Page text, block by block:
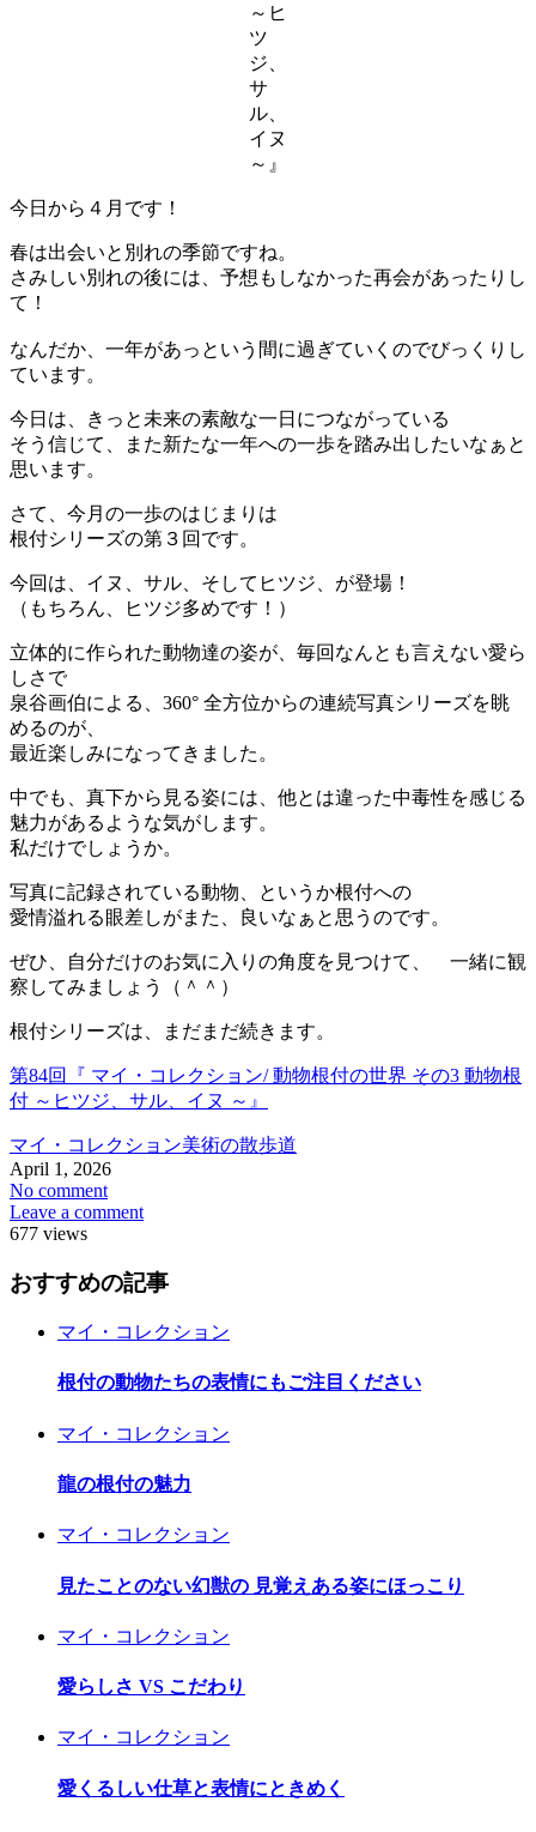
～ヒ
ツ
ジ、
サ
ル、
イヌ
～』
今日から４月です！
春は出会いと別れの季節ですね。
さみしい別れの後には、予想もしなかった再会があったりし
て！
なんだか、一年があっという間に過ぎていくのでびっくりし
ています。
今日は、きっと未来の素敵な一日につながっている
そう信じて、また新たな一年への一歩を踏み出したいなぁと
思います。
さて、今月の一歩のはじまりは
根付シリーズの第３回です。
今回は、イヌ、サル、そしてヒツジ、が登場！
（もちろん、ヒツジ多めです！）
立体的に作られた動物達の姿が、毎回なんとも言えない愛ら
しさで
泉谷画伯による、360° 全方位からの連続写真シリーズを眺
めるのが、
最近楽しみになってきました。
中でも、真下から見る姿には、他とは違った中毒性を感じる
魅力があるような気がします。
私だけでしょうか。
写真に記録されている動物、というか根付への
愛情溢れる眼差しがまた、良いなぁと思うのです。
ぜひ、自分だけのお気に入りの角度を見つけて、 一緒に観
察してみましょう（＾＾）
根付シリーズは、まだまだ続きます。
第84回『 マイ・コレクション/ 動物根付の世界 その3 動物根
付 ～ヒツジ、サル、イヌ ～』
マイ・コレクション美術の散歩道
April 1 , 2026
No comment
Leave a comment
677 views
おすすめの記事
マイ・コレクション
根付の動物たちの表情にもご注目ください
マイ・コレクション
龍の根付の魅力
マイ・コレクション
見たことのない幻獣の 見覚えある姿にほっこり
マイ・コレクション
愛らしさ VS こだわり
マイ・コレクション
愛くるしい仕草と表情にときめく